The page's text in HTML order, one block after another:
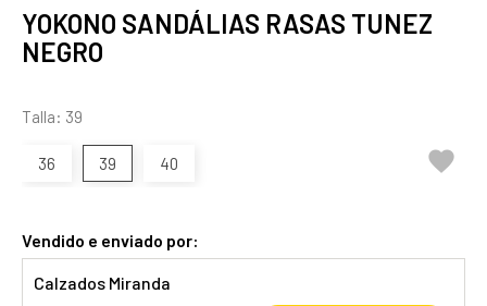
YOKONO SANDÁLIAS RASAS TUNEZ
NEGRO
Talla: 39
36 39 40 
Vendido e enviado por:
Calzados Miranda